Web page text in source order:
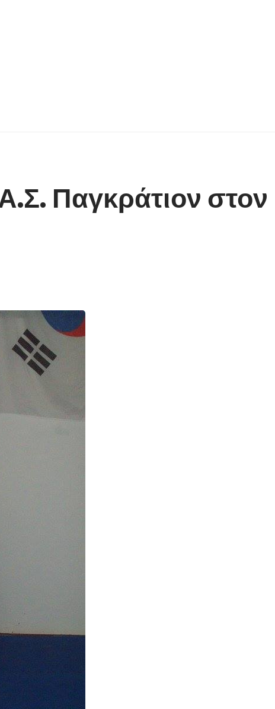
Παγκράτιον